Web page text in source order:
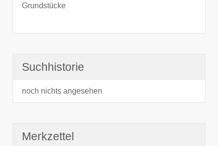
Grundstücke
Suchhistorie
noch nichts angesehen
Merkzettel